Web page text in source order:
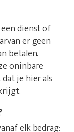
dienst of
er geen
betalen.
oninbare
je hier als
elk bedrag: